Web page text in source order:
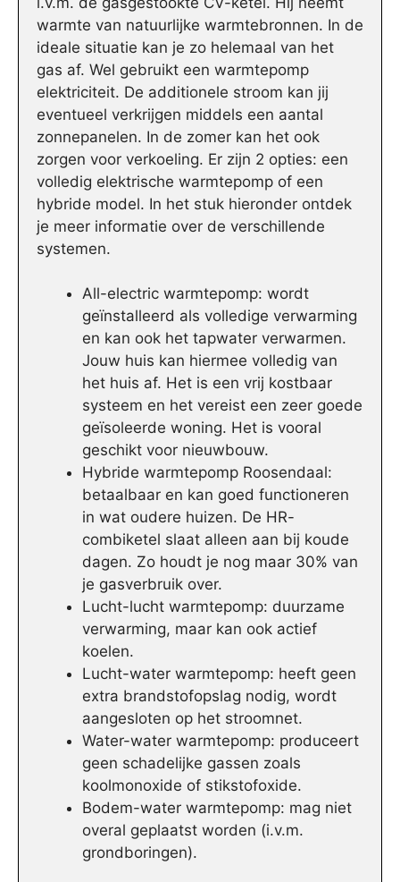
warmte van natuurlijke warmtebronnen. In de
ideale situatie kan je zo helemaal van het
gas af. Wel gebruikt een warmtepomp
elektriciteit. De additionele stroom kan jij
eventueel verkrijgen middels een aantal
zonnepanelen. In de zomer kan het ook
zorgen voor verkoeling. Er zijn 2 opties: een
volledig elektrische warmtepomp of een
hybride model. In het stuk hieronder ontdek
je meer informatie over de verschillende
systemen.
All-electric warmtepomp: wordt
geïnstalleerd als volledige verwarming
en kan ook het tapwater verwarmen.
Jouw huis kan hiermee volledig van
het huis af. Het is een vrij kostbaar
systeem en het vereist een zeer goede
geïsoleerde woning. Het is vooral
geschikt voor nieuwbouw.
Hybride warmtepomp Roosendaal:
betaalbaar en kan goed functioneren
in wat oudere huizen. De HR-
combiketel slaat alleen aan bij koude
dagen. Zo houdt je nog maar 30% van
je gasverbruik over.
Lucht-lucht warmtepomp: duurzame
verwarming, maar kan ook actief
koelen.
Lucht-water warmtepomp: heeft geen
extra brandstofopslag nodig, wordt
aangesloten op het stroomnet.
Water-water warmtepomp: produceert
geen schadelijke gassen zoals
koolmonoxide of stikstofoxide.
Bodem-water warmtepomp: mag niet
overal geplaatst worden (i.v.m.
grondboringen).